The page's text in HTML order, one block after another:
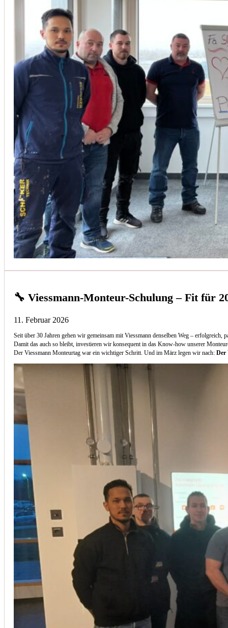
🔧 Viessmann-Monteur-Schulung – Fit für
11. Februar 2026
Seit über 30 Jahren gehen wir gemeinsam mit Viessmann denselben Weg – erfolgreich,
Damit das auch so bleibt, investieren wir konsequent in das Know-how unserer
Der Viessmann Monteurtag war ein wichtiger Schritt. Und im März legen wir nach:Der
Installation von Klimaanlagen
SERVICE
Wir legen großen Wert auf Qualität und
Kundenzufriedenheit. Bei der Installation von
Klimaanlagen verwenden wir nur hochwertige
Produkte führender Hersteller und gewährleisten,
dass jede Installation nicht nur effizient, sondern
auch energieeinsparend ist.